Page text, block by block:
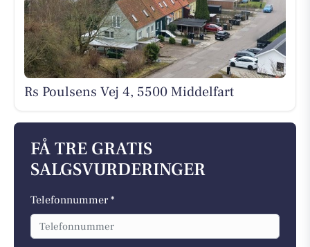
Rs Poulsens Vej 4, 5500 Middelfart
FÅ TRE GRATIS
SALGSVURDERINGER
Telefonnummer *